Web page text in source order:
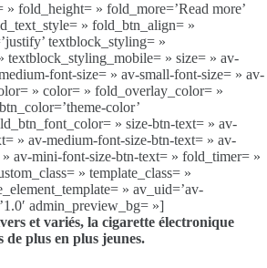
fold_height= » fold_more=’Read more’
» fold_btn_align= »
textblock_styling= »
textblock_styling_mobile= » size= » av-
font-size= » av-small-font-size= » av-
» color= » fold_overlay_color= »
color’
» size-btn-text= » av-
» av-medium-font-size-btn-text= » av-
av-mini-font-size-btn-text= » fold_timer= »
» template_class= »
» av_uid=’av-
admin_preview_bg= »]
et variés, la cigarette électronique
de plus en plus jeunes.